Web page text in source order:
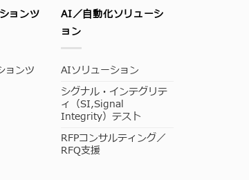
ョンツ
ョンツ
AI／自動化ソリューシ
ョン
AIソリューション
シグナル・インテグリテ
ィ（SI,Signal
Integrity）テスト
RFPコンサルティング／
RFQ支援